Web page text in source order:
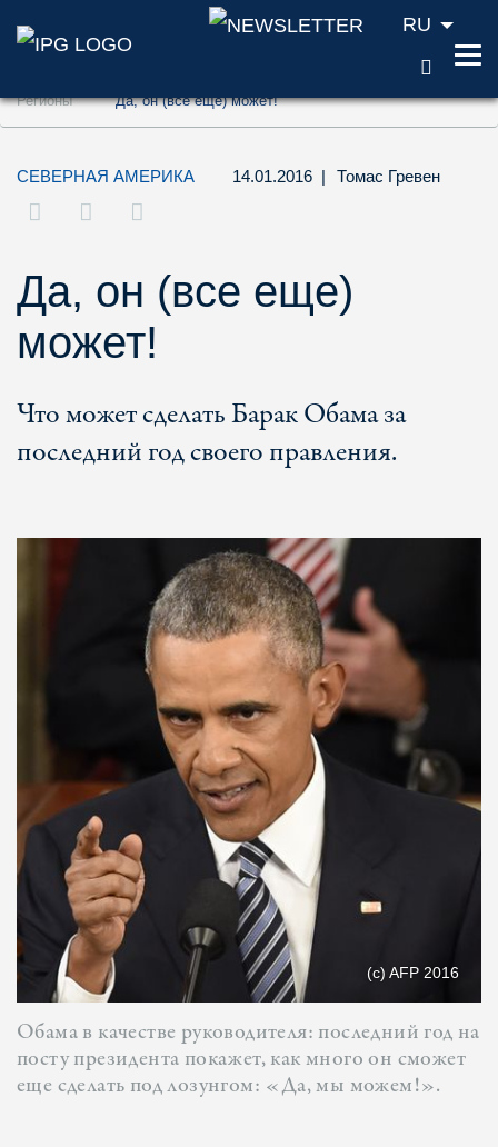
Перейти к содержанию (ключ доступа
Перейти к поиску (ключ доступа '2')
Перейти к навигации (ключ доступа '3')
RU
Регионы Да, он (все еще) может!
СЕВЕРНАЯ АМЕРИКА 14.01.2016 | Томас Гревен
Да, он (все еще)
может!
Что может сделать Барак Обама за
последний год своего правления.
(c) AFP 2016
Обама в качестве руководителя: последний год на
посту президента покажет, как много он сможет
еще сделать под лозунгом: «Да, мы можем!».